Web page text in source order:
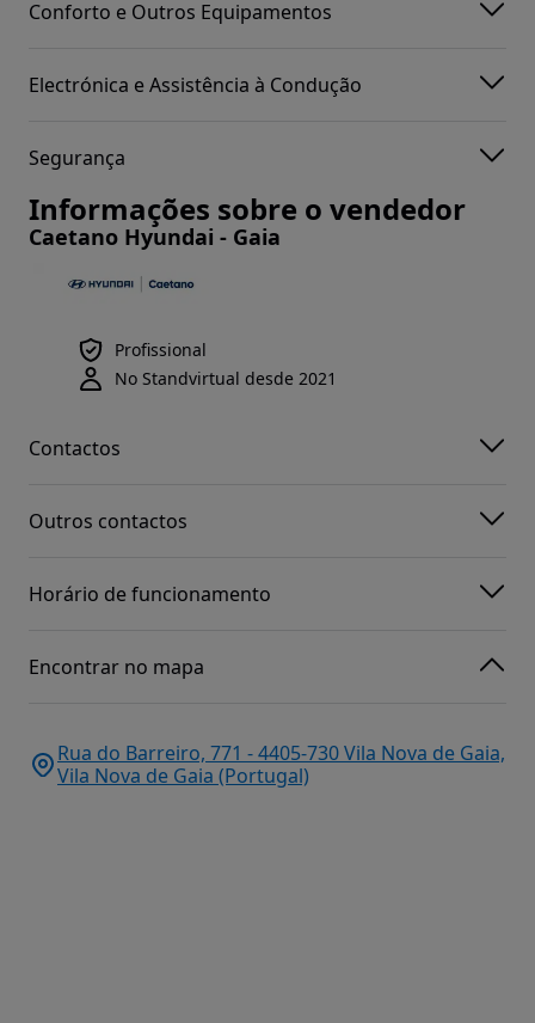
Conforto e Outros Equipamentos
Electrónica e Assistência à Condução
Segurança
Informações sobre o vendedor
Caetano Hyundai - Gaia
Profissional
No Standvirtual desde 2021
Contactos
Outros contactos
Horário de funcionamento
Encontrar no mapa
Rua do Barreiro, 771 - 4405-730 Vila Nova de Gaia,
Vila Nova de Gaia (Portugal)